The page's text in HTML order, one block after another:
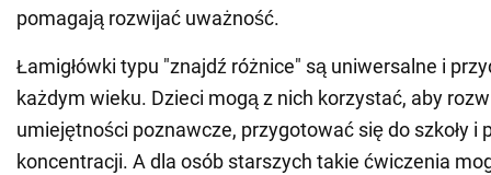
pomagają rozwijać uważność.
Łamigłówki typu "znajdź różnice" są uniwersalne i
każdym wieku. Dzieci mogą z nich korzystać, aby
umiejętności poznawcze, przygotować się do szkoły i
koncentracji. A dla osób starszych takie ćwiczenia